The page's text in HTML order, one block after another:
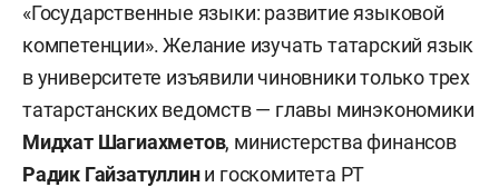
«Государственные языки: развитие языковой
компетенции». Желание изучать татарский язык
в университете изъявили чиновники только трех
татарстанских ведомств — главы минэкономики
Мидхат Шагиахметов, министерства финансов
Радик Гайзатуллини госкомитета РТ